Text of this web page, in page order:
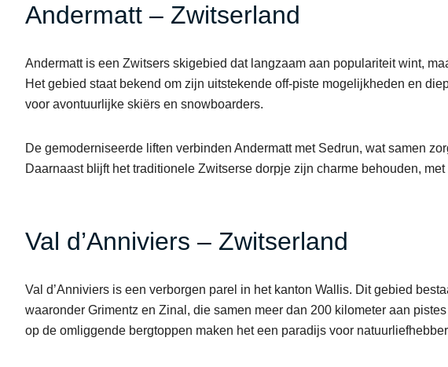
Andermatt – Zwitserland
Andermatt is een Zwitsers skigebied dat langzaam aan populariteit wint,
Het gebied staat bekend om zijn uitstekende off-piste mogelijkheden en
voor avontuurlijke skiërs en snowboarders.
De gemoderniseerde liften verbinden Andermatt met Sedrun, wat samen
Daarnaast blijft het traditionele Zwitserse dorpje zijn charme behouden,
Val d’Anniviers – Zwitserland
Val d’Anniviers is een verborgen parel in het kanton Wallis. Dit gebied
waaronder Grimentz en Zinal, die samen meer dan 200 kilometer aan
op de omliggende bergtoppen maken het een paradijs voor